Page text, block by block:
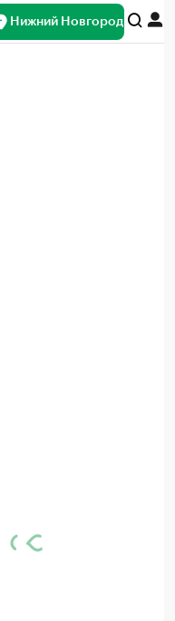
Нижний Новгород